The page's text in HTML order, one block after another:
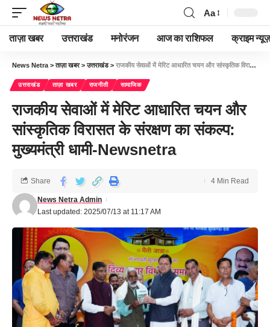
Aa
ताज़ा खबर उत्तराखंड मनोरंजन आज का राशिफल क्राइम न्यूज़
News Netra >ताज़ा खबर>उत्तराखंड> राजकीय सेवाओं में मेरिट आधारित चयन और सांस्कृतिक विरासत के संरक्षण का संकल्प: मुख्यमंत्री धामी-Newsnetra
उत्तराखंड ताज़ा खबर राजनीती सामाजिक
राजकीय सेवाओं में मेरिट आधारित चयन और
सांस्कृतिक विरासत के संरक्षण का संकल्प:
मुख्यमंत्री धामी-Newsnetra
Last updated: 2025/07/13 at 11:17 AM
News Netra Admin
Share 4 Min Read